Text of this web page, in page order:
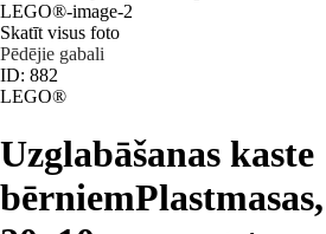
Skatīt visus foto
Pēdējie gabali
ID: 882
LEGO®
Uzglabāšanas kaste
bērniem